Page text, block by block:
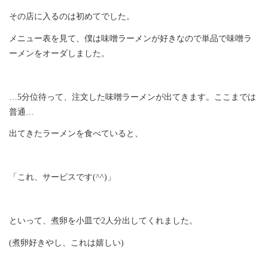
その店に入るのは初めてでした。
メニュー表を見て、僕は味噌ラーメンが好きなので単品で味噌ラ
ーメンをオーダしました。
…5分位待って、注文した味噌ラーメンが出てきます。ここまでは
普通…
出てきたラーメンを食べていると、
「これ、サービスです(^^)」
といって、煮卵を小皿で2人分出してくれました。
(煮卵好きやし、これは嬉しい)